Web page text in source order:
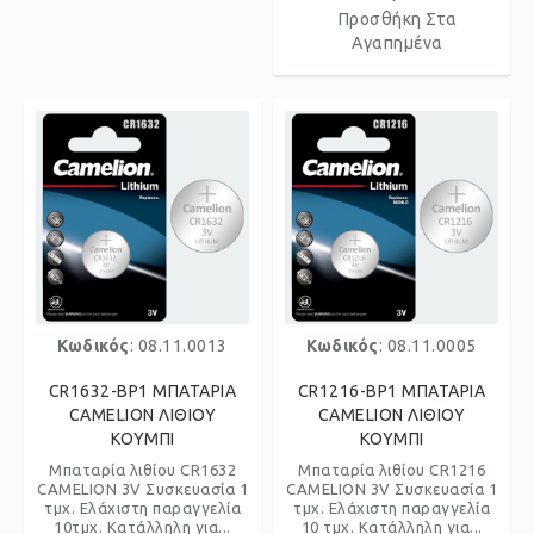
Προσθήκη Στα
Αγαπημένα
Κωδικός: 08.11.0013
CR1632-BP1 ΜΠΑΤΑΡΙΑ
CAMELION ΛΙΘΙΟΥ
ΚΟΥΜΠΙ
Μπαταρία λιθίου CR1632
CAMELION 3V Συσκευασία 1
τμχ. Ελάχιστη παραγγελία
10τμχ. Κατάλληλη για...
Κωδικός: 08.11.0005
CR1216-BP1 ΜΠΑΤΑΡΙΑ
CAMELION ΛΙΘΙΟΥ
ΚΟΥΜΠΙ
Μπαταρία λιθίου CR1216
CAMELION 3V Συσκευασία 1
τμχ. Ελάχιστη παραγγελία
10 τμχ. Κατάλληλη για...